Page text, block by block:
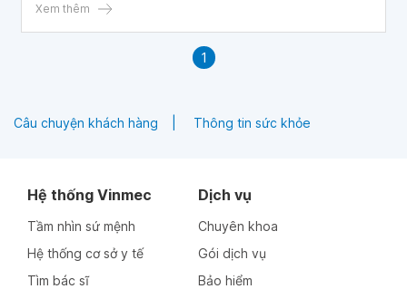
như giúp khả năng hồi phục tăng lên.
Xem thêm
1
Câu chuyện khách hàng Thông tin sức khỏe
Hệ thống Vinmec
Tầm nhìn sứ mệnh
Hệ thống cơ sở y tế
Tìm bác sĩ
Dịch vụ
Chuyên khoa
Gói dịch vụ
Bảo hiểm